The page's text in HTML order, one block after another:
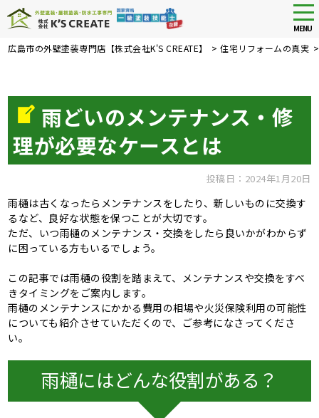
Skip
MENU
広島市の外壁塗装専門店【株式会社K'S CREATE】 >住宅リフォームの真実
雨どいのメンテナンス・修
理が必要なケースとは
投稿日：2024年1月20日
雨樋は古くなったらメンテナンスをしたり、新しいものに交換す
るなど、良好な状態を保つことが大切です。
ただ、いつ雨樋のメンテナンス・交換をしたら良いかがわからず
に困っている方もいるでしょう。
この記事では雨樋の役割を踏まえて、メンテナンスや交換をすべ
きタイミングをご案内します。
雨樋のメンテナンスにかかる費用の相場や火災保険利用の可能性
についても紹介させていただくので、ご参考になさってくださ
い。
雨樋にはどんな役割がある？